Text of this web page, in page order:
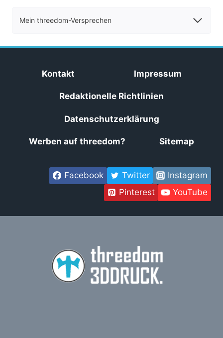
Mein threedom-Versprechen
Kontakt Impressum
Redaktionelle Richtlinien
Datenschutzerklärung
Werben auf threedom? Sitemap
Facebook Twitter
Instagram
Pinterest
YouTube